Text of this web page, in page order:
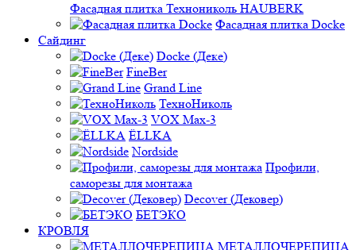
Фасадная плитка Технониколь HAUBERK
Фасадная плитка Docke
Сайдинг
Docke (Деке)
FineBer
Grand Line
ТехноНиколь
VOX Max-3
ЁLLKA
Nordside
Профили,
саморезы для монтажа
Decover (Дековер)
БЕТЭКО
КРОВЛЯ
МЕТАЛЛОЧЕРЕПИЦА